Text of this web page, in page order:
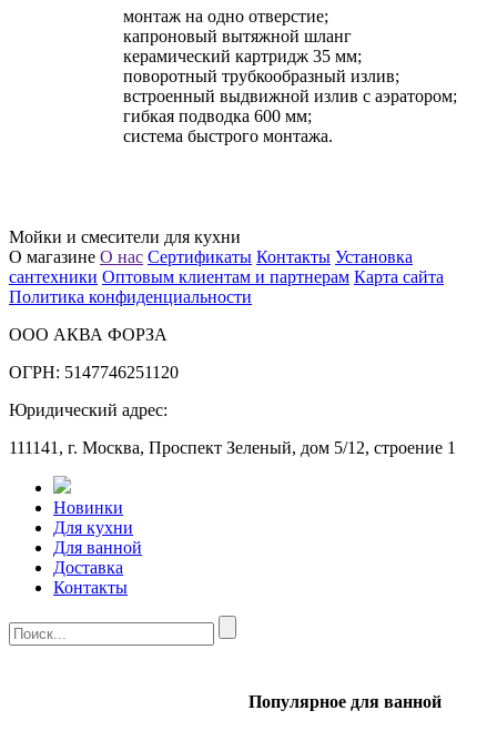
монтаж на одно отверстие;
капроновый вытяжной шланг
керамический картридж 35 мм;
поворотный трубкообразный излив;
встроенный выдвижной излив с аэратором;
гибкая подводка 600 мм;
система быстрого монтажа.
Мойки и смесители для кухни
О магазине О нас Сертификаты Контакты Установка
сантехники Оптовым клиентам и партнерам Карта сайта
Политика конфиденциальности
ООО АКВА ФОРЗА
ОГРН: 5147746251120
Юридический адрес:
111141, г. Москва, Проспект Зеленый, дом 5/12, строение 1
Новинки
Для кухни
Для ванной
Доставка
Контакты
Популярное для ванной